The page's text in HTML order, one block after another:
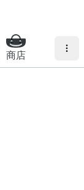
商店